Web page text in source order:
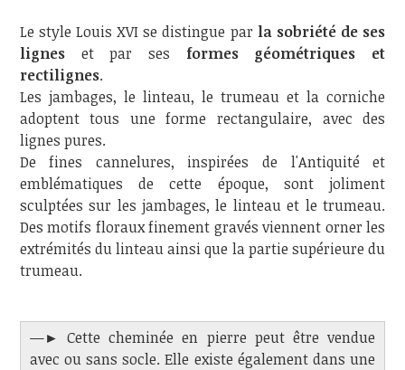
Le style Louis XVI se distingue par la sobriété de ses
ligneset par ses formes géométriques et
rectilignes.
Les jambages, le linteau, le trumeau et la corniche
adoptent tous une forme rectangulaire, avec des
lignes pures.
De fines cannelures, inspirées de l'Antiquité et
emblématiques de cette époque, sont joliment
sculptées sur les jambages, le linteau et le trumeau.
Des motifs floraux finement gravés viennent orner les
extrémités du linteau ainsi que la partie supérieure du
trumeau.
—► Cette cheminée en pierre peut être vendue
avec ou sans socle. Elle existe également dans une